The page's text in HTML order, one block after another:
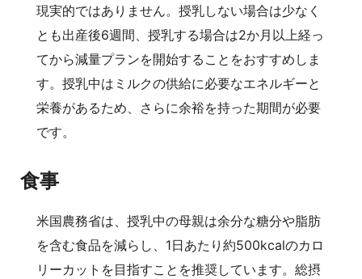
現実的ではありません。授乳しない場合は少なく
とも出産後6週間、授乳する場合は2か月以上経っ
てから減量プランを開始することをおすすめしま
す。授乳中はミルクの供給に必要なエネルギーと
栄養があるため、さらに余裕を持った期間が必要
です。
食事
米国農務省は、授乳中の母親は余分な糖分や脂肪
を含む食品を減らし、1日あたり約500kcalのカロ
リーカットを目指すことを推奨しています。総摂